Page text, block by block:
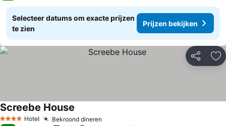
Selecteer datums om exacte prijzen
te zien
Prijzen bekijken
Delen
4 SterrenHotel Bekroond dineren
Screebe House